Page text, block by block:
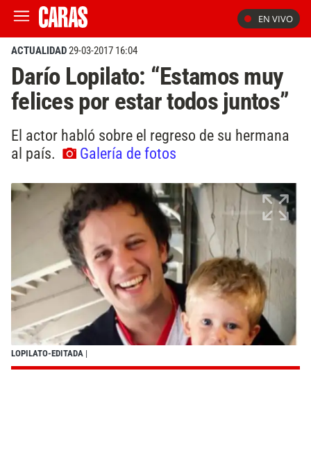
EN VIVO
ACTUALIDAD29-03-2017 16:04
Darío Lopilato: “Estamos muy
felices por estar todos juntos”
El actor habló sobre el regreso de su hermana
al país.
Galería de fotos
LOPILATO-EDITADA |